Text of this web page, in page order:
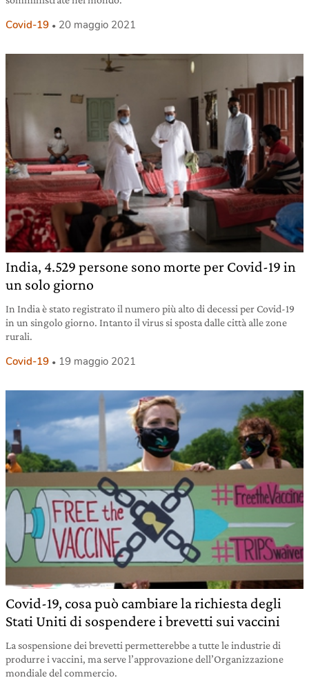
Covid-19 20 maggio 2021
India, 4.529 persone sono morte per Covid-19 in
un solo giorno
In India è stato registrato il numero più alto di decessi per Covid-19
in un singolo giorno. Intanto il virus si sposta dalle città alle zone
rurali.
Covid-19 19 maggio 2021
Covid-19, cosa può cambiare la richiesta degli
Stati Uniti di sospendere i brevetti sui vaccini
La sospensione dei brevetti permetterebbe a tutte le industrie di
produrre i vaccini, ma serve l’approvazione dell’Organizzazione
mondiale del commercio.